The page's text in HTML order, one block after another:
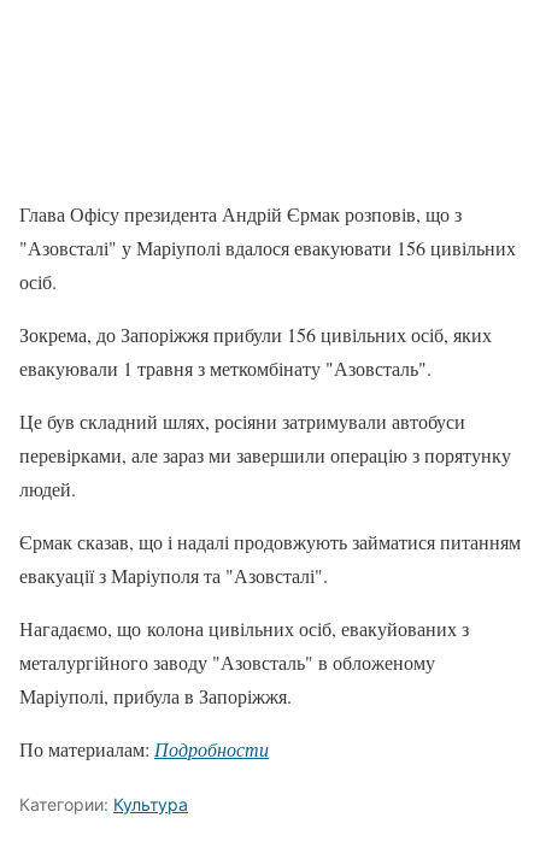
Глава Офісу президента Андрій Єрмак розповів, що з
"Азовсталі" у Маріуполі вдалося евакуювати 156 цивільних
осіб.
Зокрема, до Запоріжжя прибули 156 цивільних осіб, яких
евакуювали 1 травня з меткомбінату "Азовсталь".
Це був складний шлях, росіяни затримували автобуси
перевірками, але зараз ми завершили операцію з порятунку
людей.
Єрмак сказав, що і надалі продовжують займатися питанням
евакуації з Маріуполя та "Азовсталі".
Нагадаємо, що колона цивільних осіб, евакуйованих з
металургійного заводу "Азовсталь" в обложеному
Маріуполі, прибула в Запоріжжя.
По материалам: Подробности
Категории: Культура